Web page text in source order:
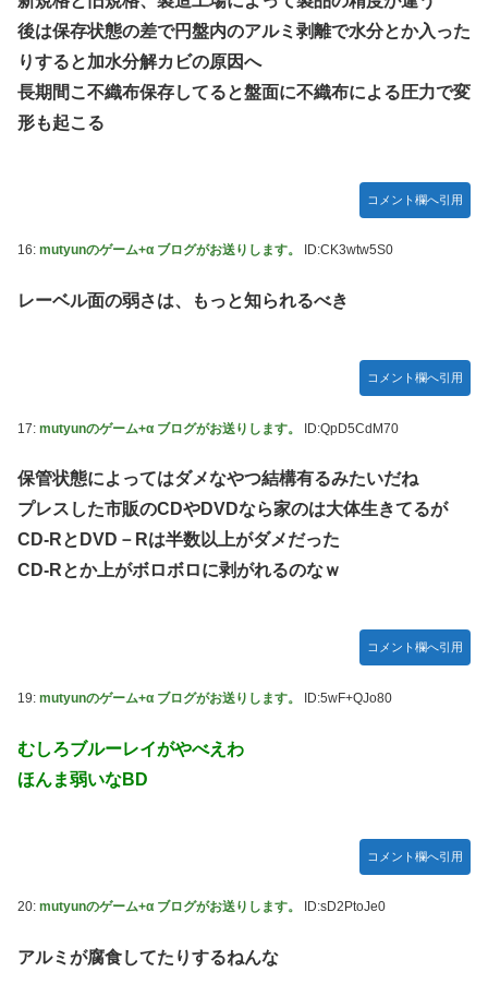
後は保存状態の差で円盤内のアルミ剥離で水分とか入った
りすると加水分解カビの原因へ
長期間こ不織布保存してると盤面に不織布による圧力で変
形も起こる
コメント欄へ引用
16: mutyunのゲーム+α ブログがお送りします。 ID:CK3wtw5S0
レーベル面の弱さは、もっと知られるべき
コメント欄へ引用
17: mutyunのゲーム+α ブログがお送りします。 ID:QpD5CdM70
保管状態によってはダメなやつ結構有るみたいだね
プレスした市販のCDやDVDなら家のは大体生きてるが
CD-RとDVD－Rは半数以上がダメだった
CD-Rとか上がボロボロに剥がれるのなｗ
コメント欄へ引用
19: mutyunのゲーム+α ブログがお送りします。 ID:5wF+QJo80
むしろブルーレイがやべえわ
ほんま弱いなBD
コメント欄へ引用
20: mutyunのゲーム+α ブログがお送りします。 ID:sD2PtoJe0
アルミが腐食してたりするねんな